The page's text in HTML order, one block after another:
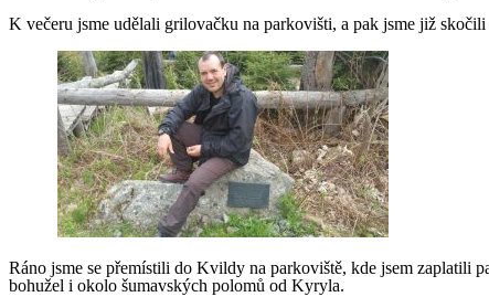
K večeru jsme udělali grilovačku na parkovišti, a pak jsme již
Ráno jsme se přemístili do Kvildy na parkoviště, kde jsem zaplatili
bohužel i okolo šumavských polomů od Kyryla.